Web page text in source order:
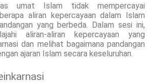
umat Islam tidak mempercayai
aliran kepercayaan dalam Islam
yang berbeda. Dalam sesi ini,
aliran-aliran kepercayaan yang
dan melihat bagaimana pandangan
ajaran Islam secara keseluruhan.